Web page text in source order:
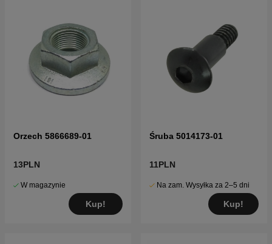
Orzech 5866689-01
13PLN
W magazynie
Kup!
Śruba 5014173-01
11PLN
Na zam. Wysyłka za 2–5 dni
Kup!